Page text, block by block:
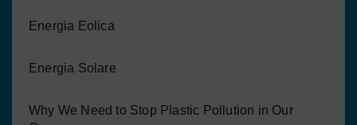
Energia Eolica
Energia Solare
Why We Need to Stop Plastic Pollution in Our